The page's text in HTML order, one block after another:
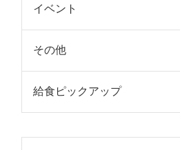
イベント
その他
給食ピックアップ